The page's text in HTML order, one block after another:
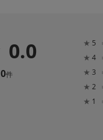
0.0
0件
★ 5
★ 4
★ 3
★ 2
★ 1